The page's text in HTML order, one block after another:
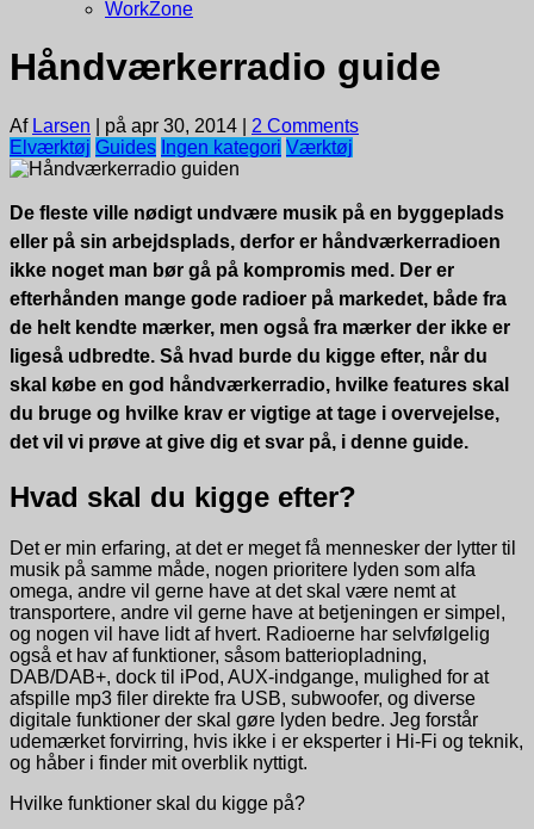
WorkZone
Håndværkerradio guide
Af Larsen på apr 30, 2014
2 Comments
Elværktøj Guides Ingen kategori Værktøj
De fleste ville nødigt undvære musik på en byggeplads
eller på sin arbejdsplads, derfor er håndværkerradioen
ikke noget man bør gå på kompromis med. Der er
efterhånden mange gode radioer på markedet, både fra
de helt kendte mærker, men også fra mærker der ikke er
ligeså udbredte. Så hvad burde du kigge efter, når du
skal købe en god håndværkerradio, hvilke features skal
du bruge og hvilke krav er vigtige at tage i overvejelse,
det vil vi prøve at give dig et svar på, i denne guide.
Hvad skal du kigge efter?
Det er min erfaring, at det er meget få mennesker der lytter til
musik på samme måde, nogen prioritere lyden som alfa
omega, andre vil gerne have at det skal være nemt at
transportere, andre vil gerne have at betjeningen er simpel,
og nogen vil have lidt af hvert. Radioerne har selvfølgelig
også et hav af funktioner, såsom batteriopladning,
DAB/DAB+, dock til iPod, AUX-indgange, mulighed for at
afspille mp3 filer direkte fra USB, subwoofer, og diverse
digitale funktioner der skal gøre lyden bedre. Jeg forstår
udemærket forvirring, hvis ikke i er eksperter i Hi-Fi og teknik,
og håber i finder mit overblik nyttigt.
Hvilke funktioner skal du kigge på?